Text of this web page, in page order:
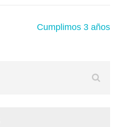
Cumplimos 3 años